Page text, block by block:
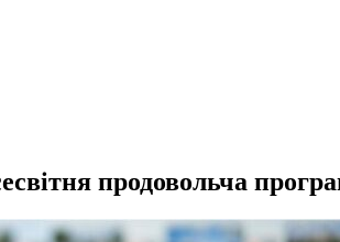
продовольча